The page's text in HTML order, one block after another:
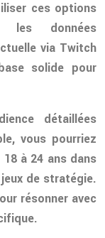
ces options
les données
via Twitch
solide pour
détaillées
vous pourriez
à 24 ans dans
de stratégie.
résonner avec